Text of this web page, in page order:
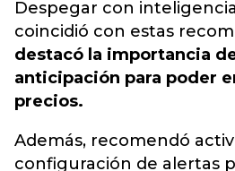
Despegar con
coincidió con estas
destacó la importancia
anticipación para poder
precios.
Además, recomendó
configuración de alertas